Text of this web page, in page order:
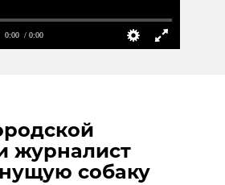
0:00 / 0:00
журналист
собаку